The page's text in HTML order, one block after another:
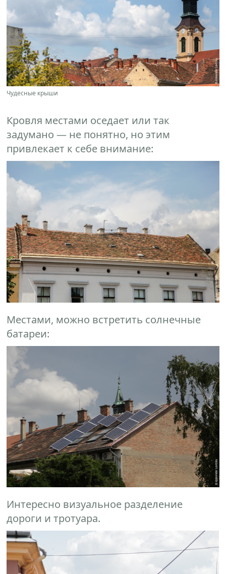
Чудесные крыши
Кровля местами оседает или так
задумано — не понятно, но этим
привлекает к себе внимание:
Местами, можно встретить солнечные
батареи:
Интересно визуальное разделение
дороги и тротуара.